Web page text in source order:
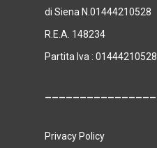
di Siena N.01444210528
R.E.A. 148234
Partita Iva : 01444210528
Privacy Policy